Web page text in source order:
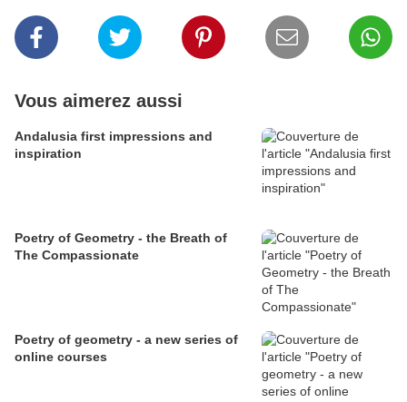
Vous aimerez aussi
Andalusia first impressions and
inspiration
Poetry of Geometry - the Breath of
The Compassionate
Poetry of geometry - a new series of
online courses